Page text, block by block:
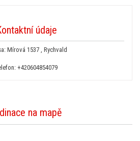
údaje
Mírová 1537 , Rychvald
+420604854079
na mapě